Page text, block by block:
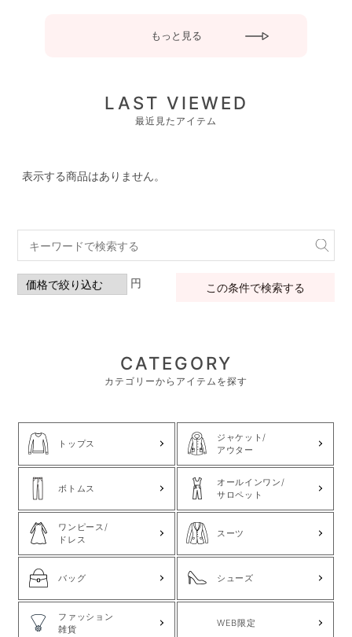
もっと見る
LAST VIEWED
最近見たアイテム
表示する商品はありません。
円 この条件で検索する
CATEGORY
カテゴリーからアイテムを探す
トップス
ジャケット/
アウター
ボトムス
オールインワン/
サロペット
ワンピース/
ドレス
スーツ
バッグ シューズ
ファッション
雑貨
WEB限定